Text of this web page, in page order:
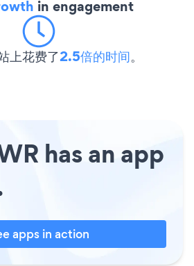
in engagement
上花费了2.5倍的时间。
has an app
apps in action